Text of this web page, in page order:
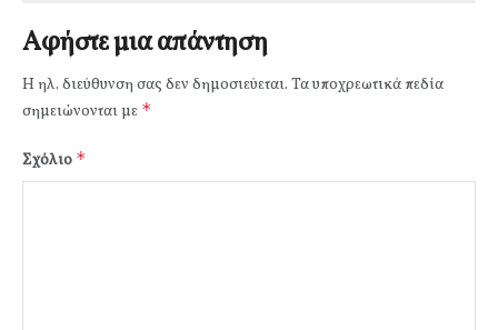
Αφήστε μια απάντηση
Η ηλ. διεύθυνση σας δεν δημοσιεύεται. Τα υποχρεωτικά πεδία
σημειώνονται με *
Σχόλιο *